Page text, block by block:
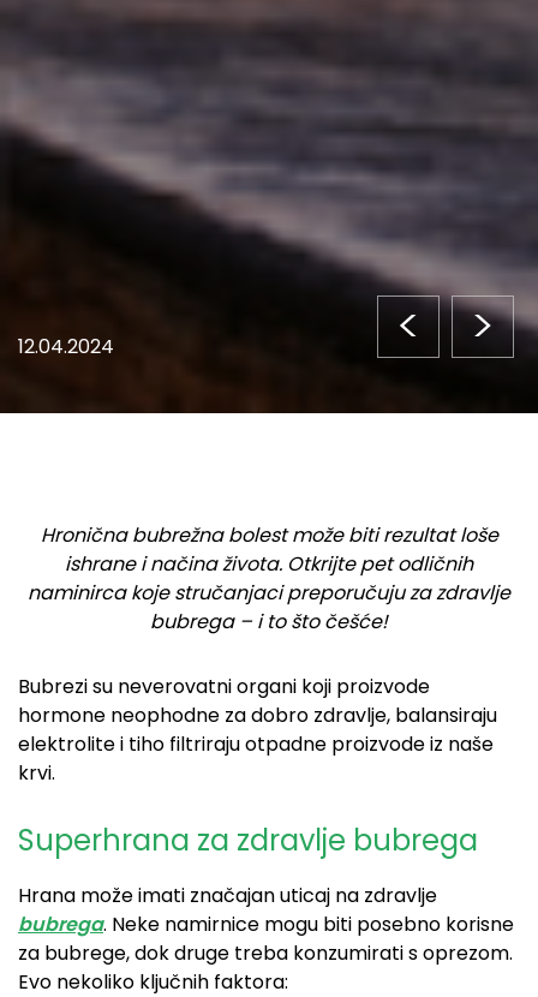
12.04.2024 < >
Hronična bubrežna bolest može biti rezultat loše
ishrane i načina života. Otkrijte pet odličnih
naminirca koje stručanjaci preporučuju za zdravlje
bubrega – i to što češće!
Bubrezi su neverovatni organi koji proizvode
hormone neophodne za dobro zdravlje, balansiraju
elektrolite i tiho filtriraju otpadne proizvode iz naše
krvi.
Superhrana za zdravlje bubrega
Hrana može imati značajan uticaj na zdravlje
bubrega. Neke namirnice mogu biti posebno korisne
za bubrege, dok druge treba konzumirati s oprezom.
Evo nekoliko ključnih faktora: